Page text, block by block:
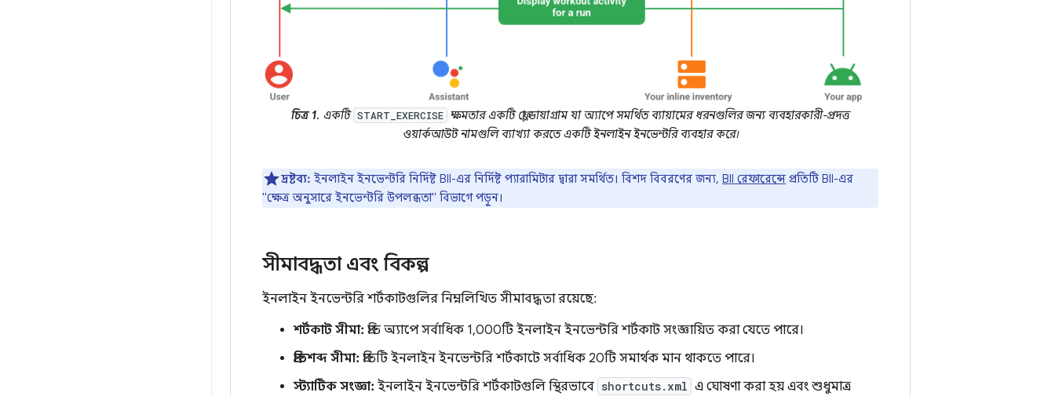
চিত্র 1. একটি START_EXERCISE ক্ষমতার একটি ফ্লো ডায়াগ্রাম যা অ্যাপে সমর্থিত ব্যায়ামের ধরনগুলির জন্য ব্যবহারকারী-প্রদত্ত
ওয়ার্কআউট নামগুলি ব্যাখ্যা করতে একটি ইনলাইন ইনভেন্টরি ব্যবহার করে৷
দ্রষ্টব্য: ইনলাইন ইনভেন্টরি নির্দিষ্ট BII-এর নির্দিষ্ট প্যারামিটার দ্বারা সমর্থিত। বিশদ বিবরণের জন্য, BII রেফারেন্সে প্রতিটি BII-এর
"ক্ষেত্র অনুসারে ইনভেন্টরি উপলব্ধতা" বিভাগে পড়ুন।
সীমাবদ্ধতা এবং বিকল্প
ইনলাইন ইনভেন্টরি শর্টকাটগুলির নিম্নলিখিত সীমাবদ্ধতা রয়েছে:
শর্টকাট সীমা: প্রতি অ্যাপে সর্বাধিক 1,000টি ইনলাইন ইনভেন্টরি শর্টকাট সংজ্ঞায়িত করা যেতে পারে।
প্রতিশব্দ সীমা: প্রতিটি ইনলাইন ইনভেন্টরি শর্টকাটে সর্বাধিক 20টি সমার্থক মান থাকতে পারে।
স্ট্যাটিক সংজ্ঞা: ইনলাইন ইনভেন্টরি শর্টকাটগুলি স্থিরভাবে shortcuts.xml এ ঘোষণা করা হয় এবং শুধুমাত্র